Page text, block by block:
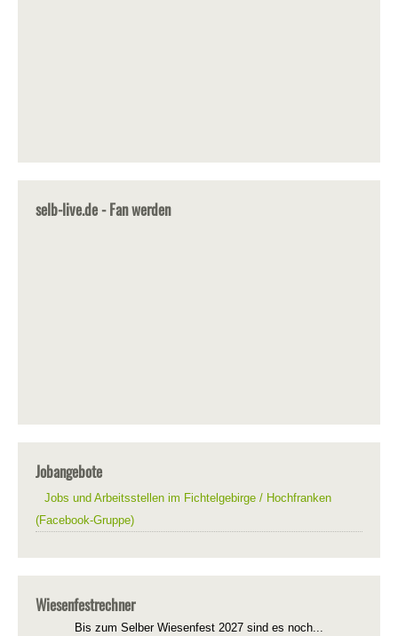
selb-live.de - Fan werden
Jobangebote
Jobs und Arbeitsstellen im Fichtelgebirge / Hochfranken
(Facebook-Gruppe)
Wiesenfestrechner
Bis zum Selber Wiesenfest 2027 sind es noch...